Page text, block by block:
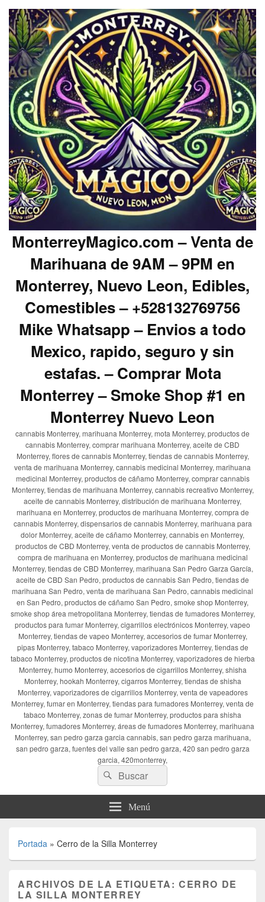
MonterreyMagico.com – Venta de
Marihuana de 9AM – 9PM en
Monterrey, Nuevo Leon, Edibles,
Comestibles – +528132769756
Mike Whatsapp – Envios a todo
Mexico, rapido, seguro y sin
estafas. – Comprar Mota
Monterrey – Smoke Shop #1 en
Monterrey Nuevo Leon
cannabis Monterrey, marihuana Monterrey, mota Monterrey, productos de
cannabis Monterrey, comprar marihuana Monterrey, aceite de CBD
Monterrey, flores de cannabis Monterrey, tiendas de cannabis Monterrey,
venta de marihuana Monterrey, cannabis medicinal Monterrey, marihuana
medicinal Monterrey, productos de cáñamo Monterrey, comprar cannabis
Monterrey, tiendas de marihuana Monterrey, cannabis recreativo Monterrey,
aceite de cannabis Monterrey, distribución de marihuana Monterrey,
marihuana en Monterrey, productos de marihuana Monterrey, compra de
cannabis Monterrey, dispensarios de cannabis Monterrey, marihuana para
dolor Monterrey, aceite de cáñamo Monterrey, cannabis en Monterrey,
productos de CBD Monterrey, venta de productos de cannabis Monterrey,
compra de marihuana en Monterrey, productos de marihuana medicinal
Monterrey, tiendas de CBD Monterrey, marihuana San Pedro Garza García,
aceite de CBD San Pedro, productos de cannabis San Pedro, tiendas de
marihuana San Pedro, venta de marihuana San Pedro, cannabis medicinal
en San Pedro, productos de cáñamo San Pedro, smoke shop Monterrey,
smoke shop área metropolitana Monterrey, tiendas de fumadores Monterrey,
productos para fumar Monterrey, cigarrillos electrónicos Monterrey, vapeo
Monterrey, tiendas de vapeo Monterrey, accesorios de fumar Monterrey,
pipas Monterrey, tabaco Monterrey, vaporizadores Monterrey, tiendas de
tabaco Monterrey, productos de nicotina Monterrey, vaporizadores de hierba
Monterrey, humo Monterrey, accesorios de cigarrillos Monterrey, shisha
Monterrey, hookah Monterrey, cigarros Monterrey, tiendas de shisha
Monterrey, vaporizadores de cigarrillos Monterrey, venta de vapeadores
Monterrey, fumar en Monterrey, tiendas para fumadores Monterrey, venta de
tabaco Monterrey, zonas de fumar Monterrey, productos para shisha
Monterrey, fumadores Monterrey, áreas de fumadores Monterrey, marihuana
Monterrey, san pedro garza garcia cannabis, san pedro garza marihuana,
san pedro garza, fuentes del valle san pedro garza, 420 san pedro garza
garcia, 420monterrey,
Buscar
por:
Buscar
Menú
Portada » Cerro de la Silla Monterrey
ARCHIVOS DE LA ETIQUETA:CERRO DE
LA SILLA MONTERREY